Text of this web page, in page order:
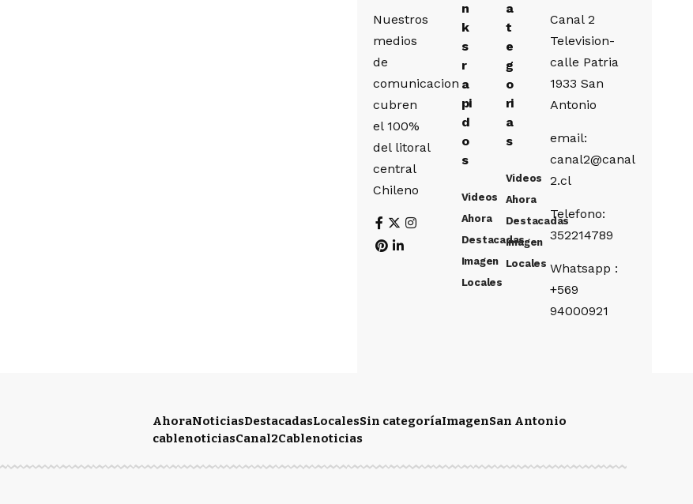
Nuestros
medios
de
comunicacion
cubren
el 100%
del litoral
central
Chileno
n
k
s
r
a
pi
d
o
s
Videos
Ahora
Destacadas
Imagen
Locales
a
t
e
g
o
ri
a
s
Videos
Ahora
Destacadas
Imagen
Locales
Canal 2
Television-
calle Patria
1933 San
Antonio
email:
canal2@canal
2.cl
Telefono:
352214789
Whatsapp :
+569
94000921
AhoraNoticiasDestacadasLocalesSin categoríaImagenSan Antonio
cablenoticiasCanal2Cablenoticias